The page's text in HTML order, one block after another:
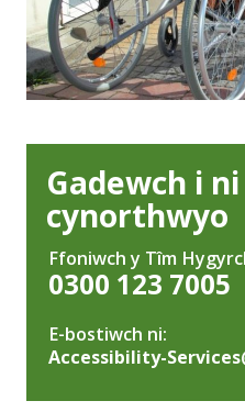
Gadewch i
cynorthwyo
Ffoniwch y Tîm
0300 123 7005
E-bostiwch ni:
Accessibility-